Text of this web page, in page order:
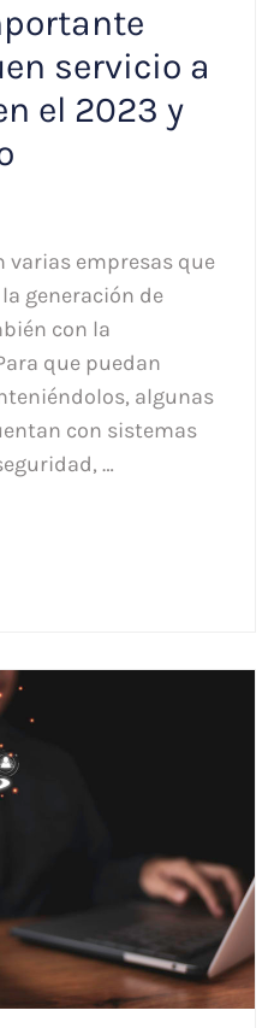
servicio a
el 2023 y
varias empresas que
generación de
con la
que puedan
algunas
con sistemas
…